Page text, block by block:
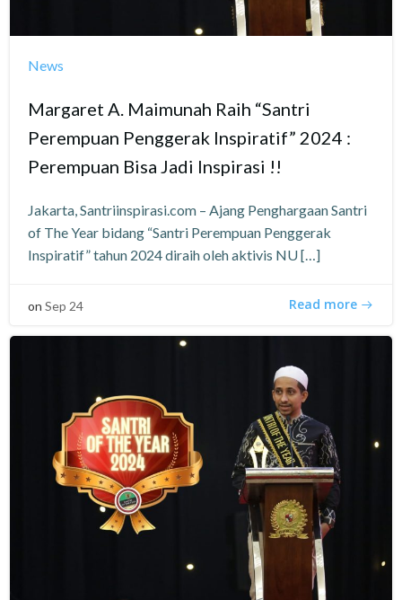
News
Margaret A. Maimunah Raih “Santri
Perempuan Penggerak Inspiratif” 2024 :
Perempuan Bisa Jadi Inspirasi !!
Jakarta, Santriinspirasi.com – Ajang Penghargaan Santri
of The Year bidang “Santri Perempuan Penggerak
Inspiratif” tahun 2024 diraih oleh aktivis NU […]
on Sep 24 Read more